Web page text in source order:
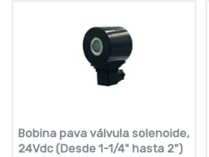
Bobina pava válvula solenoide,
24Vdc (Desde 1-1/4" hasta 2")